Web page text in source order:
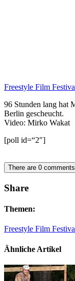
Freestyle Film
96 Stunden lang hat
Berlin gescheucht.
Video: Mirko Wakat
[poll id=“2″]
There are 0
Share
Themen:
Freestyle Film
Ähnliche Artikel